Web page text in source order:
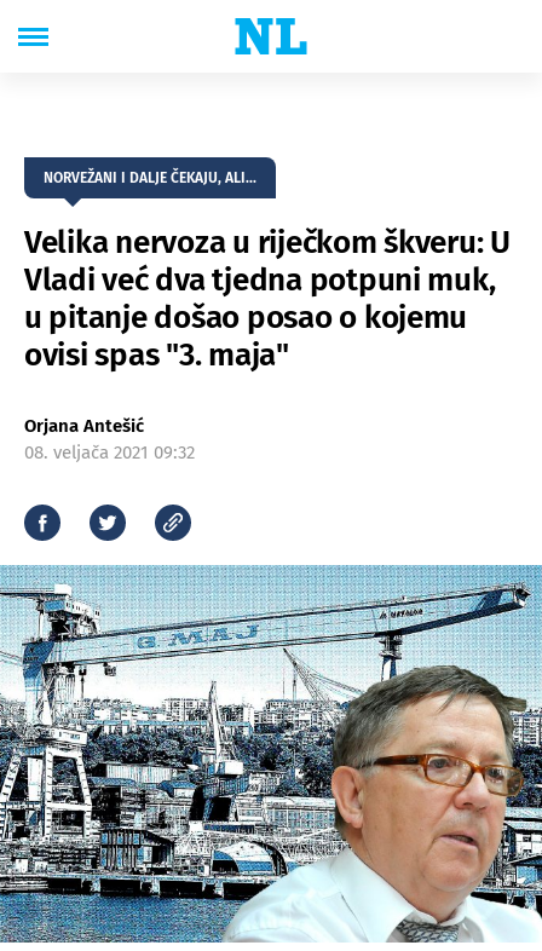
NORVEŽANI I DALJE ČEKAJU, ALI...
Velika nervoza u riječkom škveru: U
Vladi već dva tjedna potpuni muk,
u pitanje došao posao o kojemu
ovisi spas "3. maja"
Orjana Antešić
08. veljača 2021 09:32